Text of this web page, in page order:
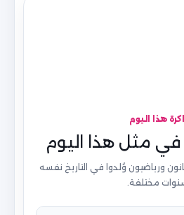
هذا اليوم
في مثل هذا اليوم
ورياضيون وُلدوا في التاريخ نفسه
مختلفة.